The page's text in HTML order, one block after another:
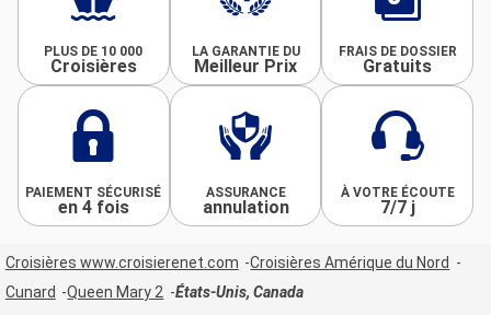
PLUS DE 10 000
Croisières
LA GARANTIE DU
Meilleur Prix
FRAIS DE DOSSIER
Gratuits
PAIEMENT SÉCURISÉ
en 4 fois
ASSURANCE
annulation
À VOTRE ÉCOUTE
7/7 j
Croisières www.croisierenet.com
Croisières Amérique du Nord
Cunard
Queen Mary 2 États-Unis, Canada